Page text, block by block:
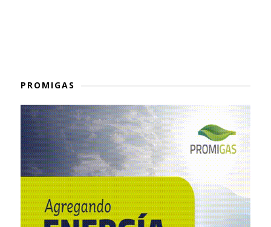
PROMIGAS